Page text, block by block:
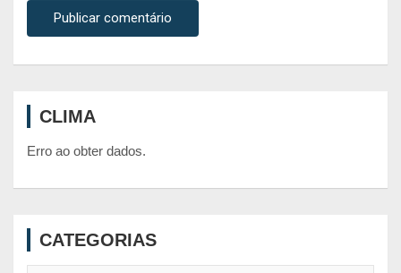
CLIMA
Erro ao obter dados.
CATEGORIAS